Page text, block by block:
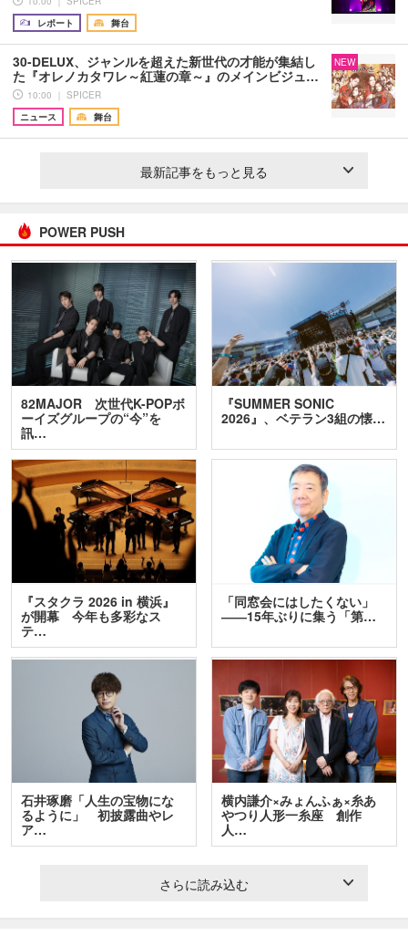
レポート
舞台
30-DELUX、ジャンルを超えた新世代の才能が集結し
た『オレノカタワレ～紅蓮の章～』のメインビジュ…
10:00 ｜ SPICER
ニュース
舞台
NEW
最新記事をもっと見る
POWER PUSH
82MAJOR 次世代K-POPボ
ーイズグループの“今”を
訊…
『SUMMER SONIC
2026』、ベテラン3組の懐…
『スタクラ 2026 in 横浜』
が開幕 今年も多彩なス
テ…
「同窓会にはしたくない」
――15年ぶりに集う「第…
石井琢磨「人生の宝物にな
るように」 初披露曲やレ
ア…
横内謙介×みょんふぁ×糸あ
やつり人形一糸座 創作
人…
さらに読み込む